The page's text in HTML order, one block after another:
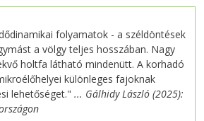
folyamatok - a széldöntések
a völgy teljes hosszában. Nagy
holtfa látható mindenütt. A korhadó
különleges fajoknak
lehetőséget." ... Gálhidy László (2025):